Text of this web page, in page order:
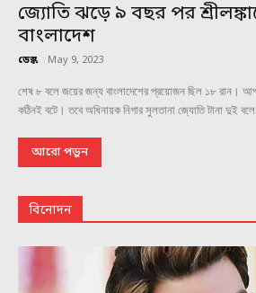
জ্যোতি ঝড়ে ৯ বছর পর
বাংলাদেশ
ডেস্ক - May 9, 2023
শেষ ৮ বলে জয়ের জন্য বাংলাদেশের প্রয়োজন ছিল ১৮ রান।
কঠিনই বটে। তবে অধিনায়ক নিগার সুলতানা জ্যোতি টানা দুই
আরো পড়ুন
বিনোদন